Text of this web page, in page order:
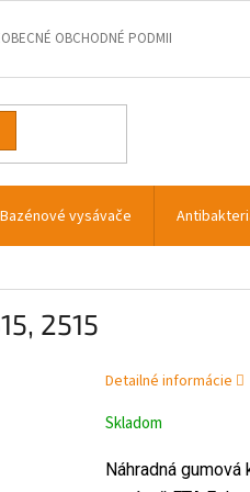
OBCHODNÉ PODMIENKY
Bazénové vysávače
2515
Skladom
Náhradná
Detailné informácie